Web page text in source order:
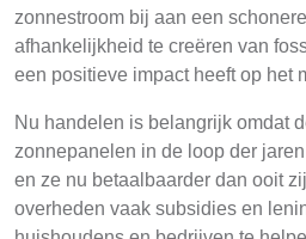
zonnestroom bij aan een
afhankelijkheid te creëren van
een positieve impact heeft op het
Nu handelen is belangrijk omdat
zonnepanelen in de loop der
en ze nu betaalbaarder dan ooit
overheden vaak subsidies en